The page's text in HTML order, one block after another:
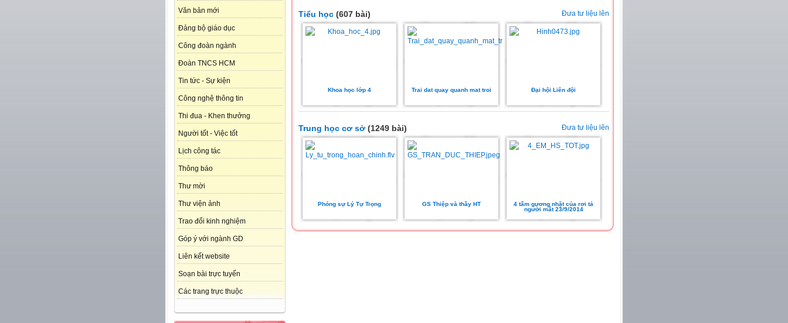
Văn bản mới
Đảng bộ giáo dục
Công đoàn ngành
Đoàn TNCS HCM
Tin tức - Sự kiện
Công nghệ thông tin
Thi đua - Khen thưởng
Người tốt - Việc tốt
Lịch công tác
Thông báo
Thư mời
Thư viện ảnh
Trao đổi kinh nghiệm
Góp ý với ngành GD
Liên kết website
Soạn bài trực tuyến
Các trang trực thuộc
Đưa tư liệu lên
Tiểu học (607 bài)
Khoa học lớp 4 Trai dat quay quanh mat troi Đại hội Liên đội
Đưa tư liệu lên
Trung học cơ sở (1249 bài)
Phóng sự Lý Tự Trọng GS Thiệp và thầy HT
4 tấm gương nhặt của rơi tả
người mất 23/9/2014